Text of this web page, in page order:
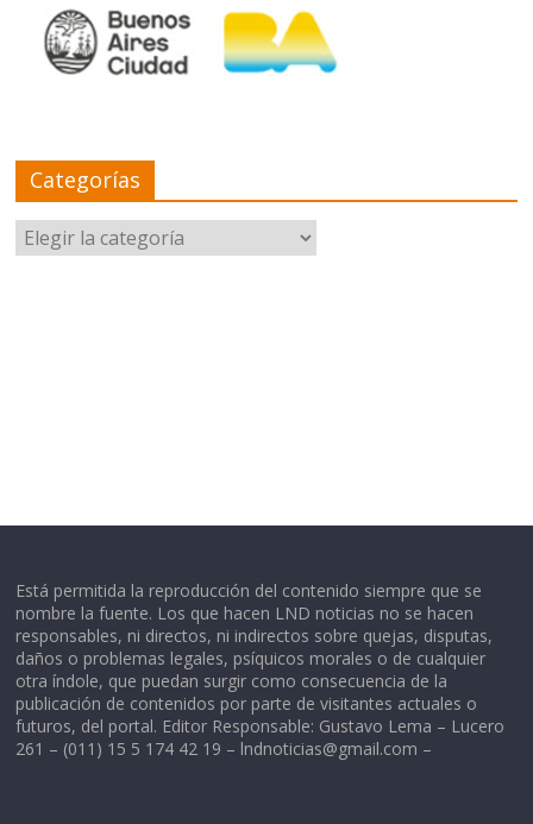
Categorías
Categorías
Está permitida la reproducción del contenido siempre que se
nombre la fuente. Los que hacen LND noticias no se hacen
responsables, ni directos, ni indirectos sobre quejas, disputas,
daños o problemas legales, psíquicos morales o de cualquier
otra índole, que puedan surgir como consecuencia de la
publicación de contenidos por parte de visitantes actuales o
futuros, del portal. Editor Responsable: Gustavo Lema – Lucero
261 – (011) 15 5 174 42 19 – lndnoticias@gmail.com –